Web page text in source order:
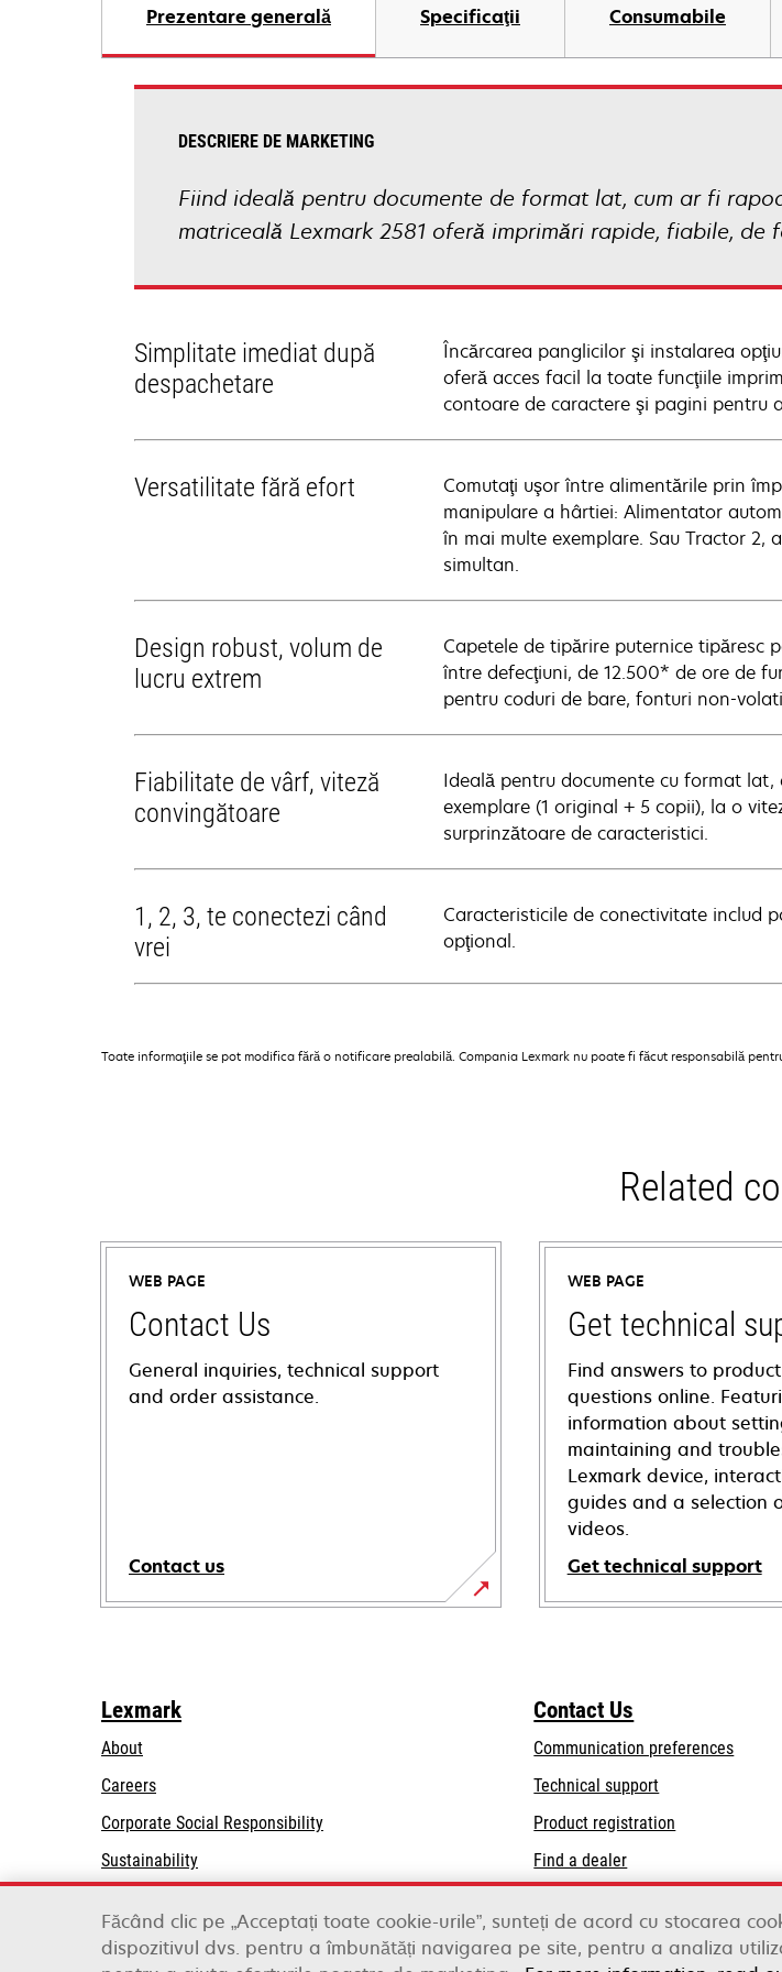
Prezentare generală Specificaţii Consumabile
DESCRIERE DE MARKETING
Fiind ideală pentru documente de format lat, cum ar fi
matriceală Lexmark 2581 oferă imprimări rapide, fiabile,
Simplitate imediat după
despachetare
Încărcarea panglicilor şi instalarea
oferă acces facil la toate funcţiile
contoare de caractere şi pagini pentru
Versatilitate fără efort
Comutaţi uşor între alimentările prin
manipulare a hârtiei: Alimentator
în mai multe exemplare. Sau Tractor
simultan.
Design robust, volum de
lucru extrem
Capetele de tipărire puternice tipăresc
între defecţiuni, de 12.500* de ore de
pentru coduri de bare, fonturi non-
Fiabilitate de vârf, viteză
convingătoare
Ideală pentru documente cu format
exemplare (1 original + 5 copii), la o
surprinzătoare de caracteristici.
1, 2, 3, te conectezi când
vrei
Caracteristicile de conectivitate includ
opţional.
Toate informaţiile se pot modifica fără o notificare prealabilă. Compania Lexmark nu poate fi făcut responsabilă
Related
WEB PAGE
Contact Us
General inquiries, technical support
and order assistance.
Contact us
WEB PAGE
Get technical
Find answers to
questions online.
information about
maintaining and
Lexmark device,
guides and a selection
videos.
Get technical support
opens
tab
Lexmark
About
Careers
Corporate Social Responsibilityopens
tab
Sustainability
Contact Us
Communication preferences
Technical supportopens
a
tab
Product registration
Find a dealer
Lexmark International, Inc., a Xerox Company
Făcând clic pe „Acceptați toate cookie-urile”, sunteți de acord cu stocarea
dispozitivul dvs. pentru a îmbunătăți navigarea pe site, pentru a analiza